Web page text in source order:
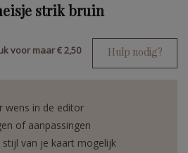
strik bruin
voor maar€ 2,50 Hulp nodig?
wens in de editor
of aanpassingen
stijl van je kaart mogelijk